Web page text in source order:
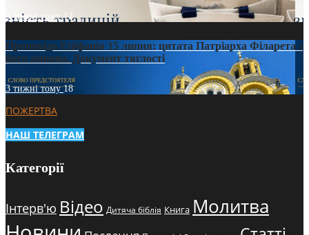
3 тижні тому12
Проповідь Епіфанія 15 липня: цитата Патріарха Філарета з
його амвона. Документ тяглості
3 тижні тому18
ПОЖЕРТВА
НАШ ТЕЛЕГРАМ
Категорії
Інтерв'ю Відео Дитяча біблія Книга Молитва